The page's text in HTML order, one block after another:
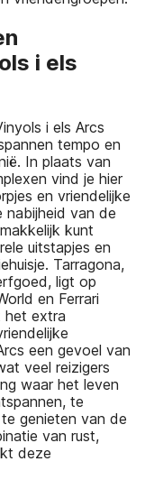
i els
i els Arcs
tempo en
In plaats van
vind je hier
en vriendelijke
nabijheid van de
kunt
uitstapjes en
Tarragona,
ligt op
en Ferrari
het extra
een gevoel van
veel reizigers
waar het leven
te
genieten van de
van rust,
deze